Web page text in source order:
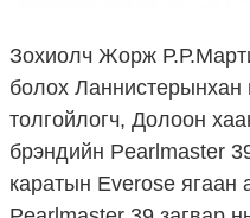
Зохиолч Жорж
болох Ланнистерынхан
толгойлогч, Долоон
брэндийн Pearlmaster
каратын Everose ягаан